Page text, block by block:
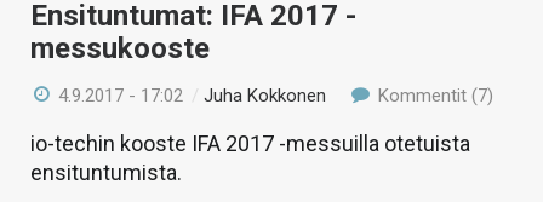
Ensituntumat: IFA 2017 -
messukooste
4.9.2017 - 17:02 /Juha Kokkonen Kommentit (7)
io-techin kooste IFA 2017 -messuilla otetuista
ensituntumista.